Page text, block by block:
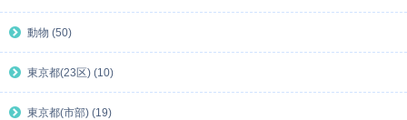
動物 (50)
東京都(23区) (10)
東京都(市部) (19)